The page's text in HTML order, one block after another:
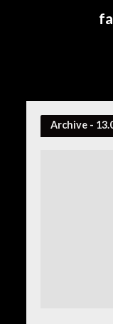
Archive -